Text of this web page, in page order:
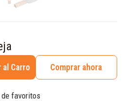
al Carro Comprar ahora
favoritos